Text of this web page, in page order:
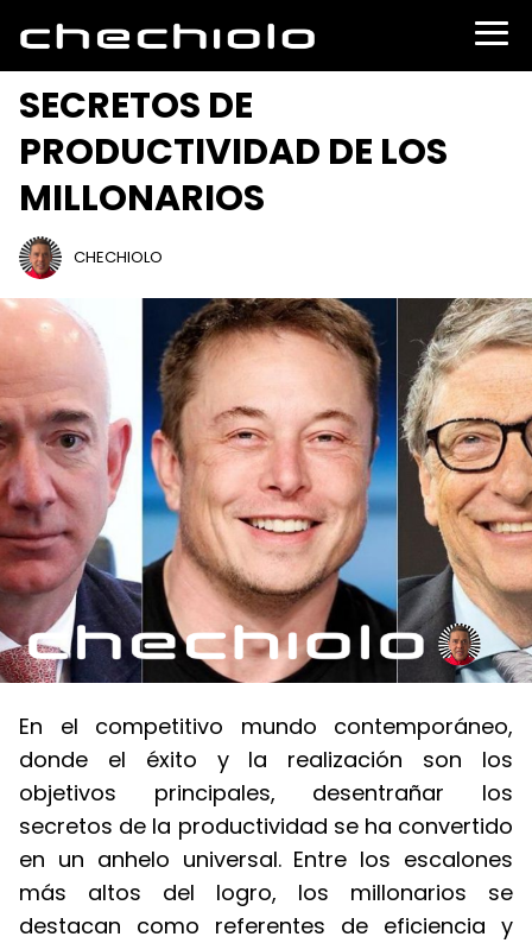
SECRETOS DE
PRODUCTIVIDAD DE LOS
MILLONARIOS
CHECHIOLO
En el competitivo mundo contemporáneo,
donde el éxito y la realización son los
objetivos principales, desentrañar los
secretos de la productividad se ha convertido
en un anhelo universal. Entre los escalones
más altos del logro, los millonarios se
destacan como referentes de eficiencia y